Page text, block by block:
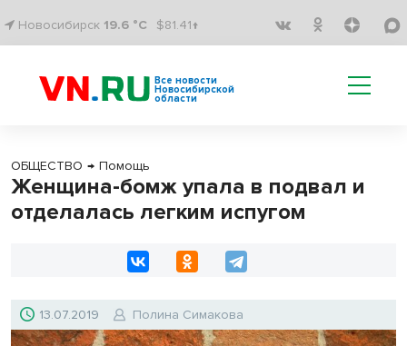
Новосибирск 19.6 °C $81.41↑
Все новости
Новосибирской
области
ОБЩЕСТВО → Помощь
Женщина-бомж упала в подвал и
отделалась легким испугом
13.07.2019 Полина Симакова